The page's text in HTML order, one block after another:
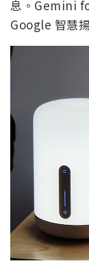
息。Gemini
Google 智慧